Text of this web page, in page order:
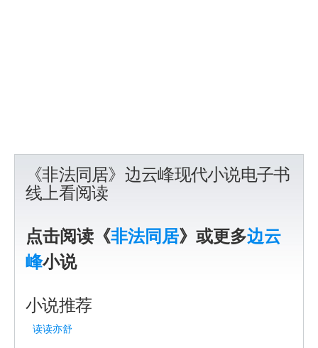
《非法同居》边云峰现代小说电子书
线上看阅读
点击阅读《非法同居》或更多边云
峰小说
小说推荐
读读亦舒